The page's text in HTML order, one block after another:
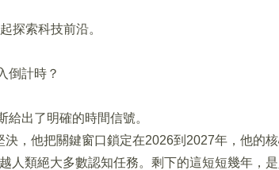
探索科技前沿。
倒計時？
給出了明確的時間信號。
，他把關鍵窗口鎖定在2026到2027年，他的
人類絕大多數認知任務。剩下的這短短幾年，